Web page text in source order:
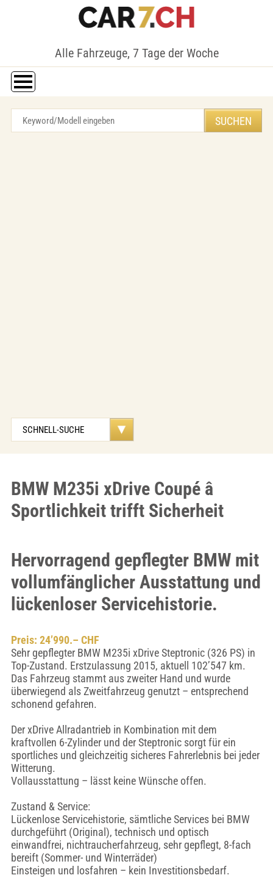
Alle Fahrzeuge, 7 Tage der Woche
BMW M235i xDrive Coupé â
Sportlichkeit trifft Sicherheit
Hervorragend gepflegter BMW mit
vollumfänglicher Ausstattung und
lückenloser Servicehistorie.
Preis: 24’990.– CHF
Sehr gepflegter BMW M235i xDrive Steptronic (326 PS) in
Top-Zustand. Erstzulassung 2015, aktuell 102’547 km.
Das Fahrzeug stammt aus zweiter Hand und wurde
überwiegend als Zweitfahrzeug genutzt – entsprechend
schonend gefahren.
Der xDrive Allradantrieb in Kombination mit dem
kraftvollen 6-Zylinder und der Steptronic sorgt für ein
sportliches und gleichzeitig sicheres Fahrerlebnis bei jeder
Witterung.
Vollausstattung – lässt keine Wünsche offen.
Zustand & Service:
Lückenlose Servicehistorie, sämtliche Services bei BMW
durchgeführt (Original), technisch und optisch
einwandfrei, nichtraucherfahrzeug, sehr gepflegt, 8-fach
bereift (Sommer- und Winterräder)
Einsteigen und losfahren – kein Investitionsbedarf.